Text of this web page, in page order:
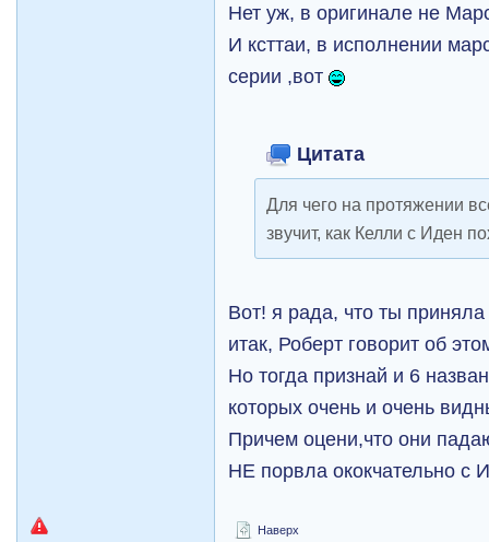
Нет уж, в оригинале не
И ксттаи, в исполнении
серии ,вот
Цитата
Для чего на протяжении
звучит, как Келли с Иден
Вот! я рада, что ты
итак, Роберт говорит об
Но тогда признай и 6
которых очень и очень
Причем оцени,что они
НЕ порвла ококчательно с
Наверх